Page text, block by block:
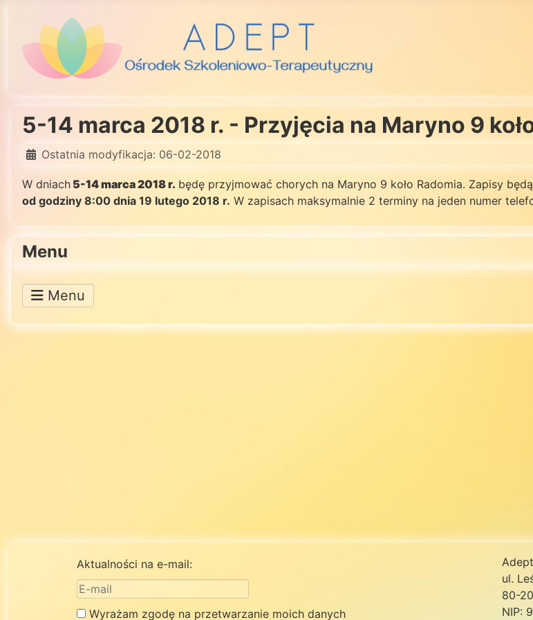
Menu
5-14 marca 2018 r. - Przyjęcia na Maryno 9
Ostatnia modyfikacja: 06-02-2018
W dniach 5-14 marca 2018 r. będę przyjmować chorych na Maryno 9 koło Radomia. Zapisy
od godziny 8:00 dnia 19 lutego 2018 r. W zapisach maksymalnie 2 terminy na jeden numer
Aktualności na e-mail:
Wyrażam zgodę na przetwarzanie moich danych
ul.
80-
NIP: